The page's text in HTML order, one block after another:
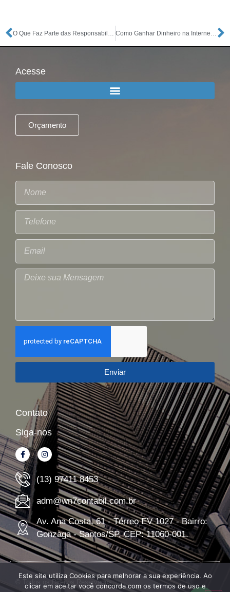
O Que Faz Parte das Responsabilidades do Contador? Como Ganhar Dinheiro na Internet Para Iniciantes: 20 Ideias Para Começar Agora
Acesse
Orçamento
Fale Conosco
Enviar
Contato
Siga-nos
(13) 97411 8453
adm@wn7contabil.com.br
Av. Ana Costa, 61 - Térreo EV 1027 - Bairro:
Gonzaga - Santos/SP, CEP: 11060-001.
© Todos os Direitos Reservados
Este site utiliza Cookies para melhorar a sua experiência. Ao
clicar em aceitar você concorda com os termos de uso e